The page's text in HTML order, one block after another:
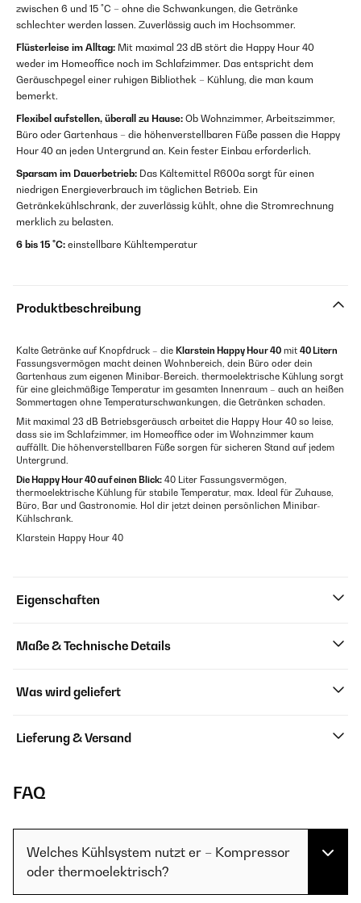
zwischen 6 und 15 °C – ohne die Schwankungen, die Getränke
schlechter werden lassen. Zuverlässig auch im Hochsommer.
Flüsterleise im Alltag: Mit maximal 23 dB stört die Happy Hour 40
weder im Homeoffice noch im Schlafzimmer. Das entspricht dem
Geräuschpegel einer ruhigen Bibliothek – Kühlung, die man kaum
bemerkt.
Flexibel aufstellen, überall zu Hause: Ob Wohnzimmer, Arbeitszimmer,
Büro oder Gartenhaus – die höhenverstellbaren Füße passen die Happy
Hour 40 an jeden Untergrund an. Kein fester Einbau erforderlich.
Sparsam im Dauerbetrieb: Das Kältemittel R600a sorgt für einen
niedrigen Energieverbrauch im täglichen Betrieb. Ein
Getränkekühlschrank, der zuverlässig kühlt, ohne die Stromrechnung
merklich zu belasten.
6 bis 15 °C: einstellbare Kühltemperatur
Produktbeschreibung
Kalte Getränke auf Knopfdruck – die Klarstein Happy Hour 40 mit 40 Litern
Fassungsvermögen macht deinen Wohnbereich, dein Büro oder dein
Gartenhaus zum eigenen Minibar-Bereich. thermoelektrische Kühlung sorgt
für eine gleichmäßige Temperatur im gesamten Innenraum – auch an heißen
Sommertagen ohne Temperaturschwankungen, die Getränken schaden.
Mit maximal 23 dB Betriebsgeräusch arbeitet die Happy Hour 40 so leise,
dass sie im Schlafzimmer, im Homeoffice oder im Wohnzimmer kaum
auffällt. Die höhenverstellbaren Füße sorgen für sicheren Stand auf jedem
Untergrund.
Die Happy Hour 40 auf einen Blick: 40 Liter Fassungsvermögen,
thermoelektrische Kühlung für stabile Temperatur, max. Ideal für Zuhause,
Büro, Bar und Gastronomie. Hol dir jetzt deinen persönlichen Minibar-
Kühlschrank.
Klarstein Happy Hour 40
Eigenschaften
Maße & Technische Details
Was wird geliefert
Lieferung & Versand
FAQ
Welches Kühlsystem nutzt er – Kompressor
oder thermoelektrisch?